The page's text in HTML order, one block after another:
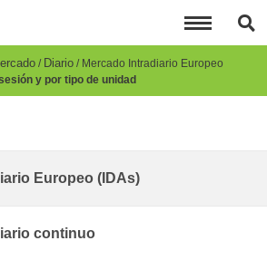
Diario Mercado Intradiario Europeo
y por tipo de unidad
Europeo (IDAs)
continuo